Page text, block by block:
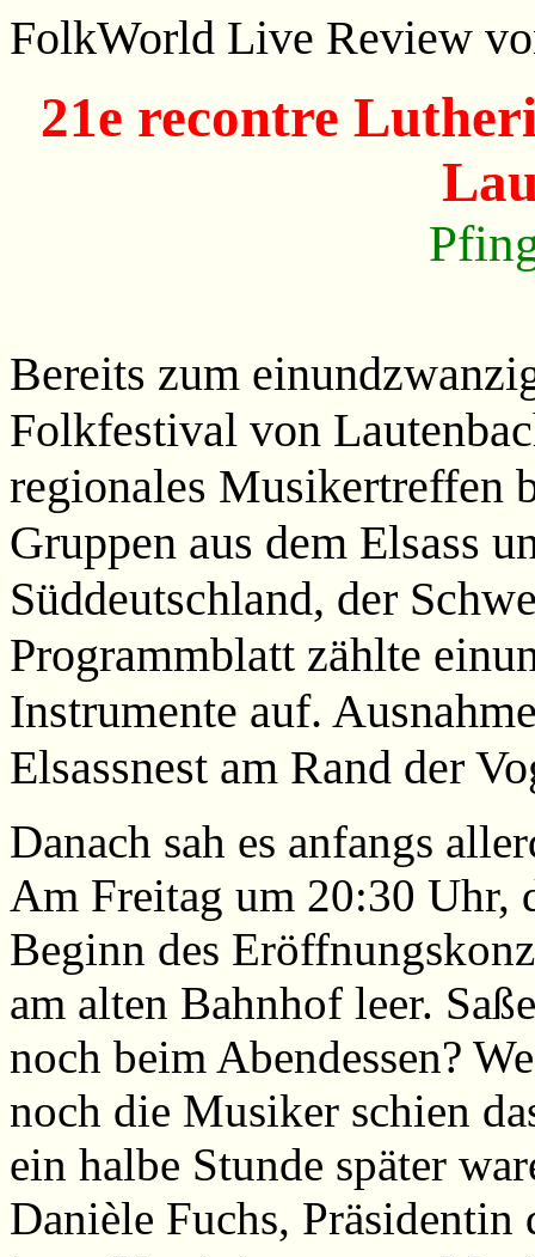
FolkWorld Live Review
21e recontre
Bereits zum
Folkfestival von
regionales Musikertreffen
Gruppen aus dem Elsass
Süddeutschland, der
Programmblatt zählte
Instrumente auf.
Elsassnest am Rand der
Danach sah es anfangs
Am Freitag um 20:30 Uhr,
Beginn des
am alten Bahnhof leer.
noch beim Abendessen?
noch die Musiker schien
ein halbe Stunde später
Danièle Fuchs,